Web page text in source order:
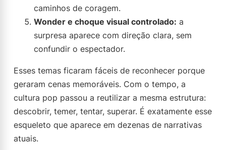
caminhos de coragem.
Wonder e choque visual controlado: a
surpresa aparece com direção clara, sem
confundir o espectador.
Esses temas ficaram fáceis de reconhecer porque
geraram cenas memoráveis. Com o tempo, a
cultura pop passou a reutilizar a mesma estrutura:
descobrir, temer, tentar, superar. É exatamente esse
esqueleto que aparece em dezenas de narrativas
atuais.